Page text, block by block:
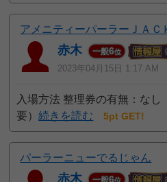
アメニティーパーラーＪＡＣ
赤木 一般6位
2023年04月15日 1:17 AM
入場方法 整理券の有無：な
要）続きを読む 5pt GET!
パーラーニューでるじゃん
赤木 一般6位